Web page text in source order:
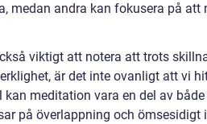
medan andra kan fokusera på
viktigt att notera att trots
är det inte ovanligt att vi
kan meditation vara en del av
på överlappning och